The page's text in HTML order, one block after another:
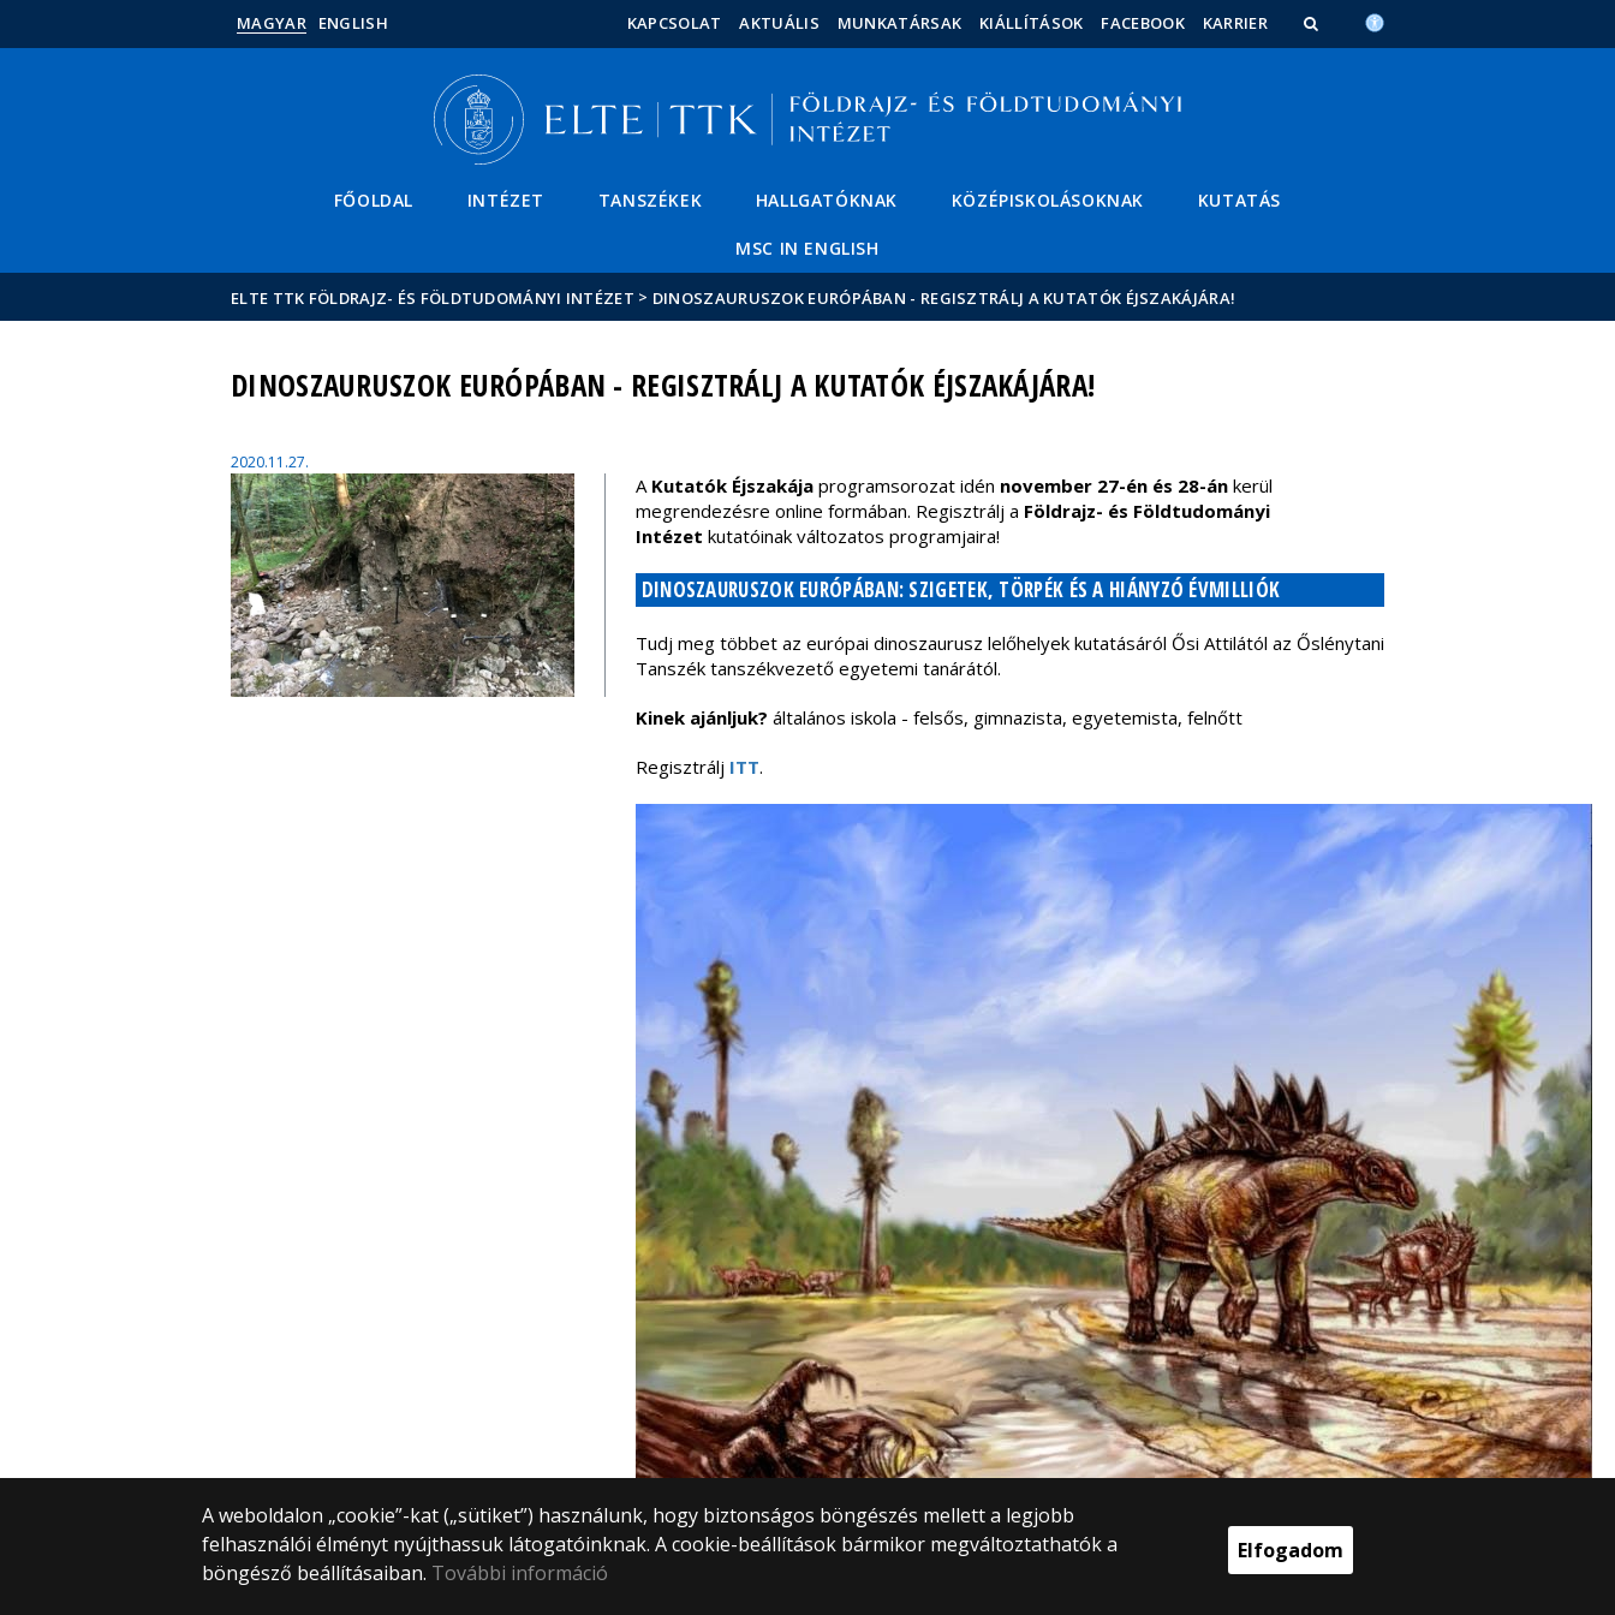
Hírek
Események
ELTE a
MAGYAR ENGLISH KAPCSOLAT AKTUÁLIS MUNKATÁRSAK KIÁLLÍTÁSOK FACEBOOK KARRIER
FŐOLDAL INTÉZET TANSZÉKEK HALLGATÓKNAK KÖZÉPISKOLÁSOKNAK KUTATÁS
MSC IN ENGLISH
ELTE TTK FÖLDRAJZ- ÉS FÖLDTUDOMÁNYI INTÉZET > DINOSZAURUSZOK EURÓPÁBAN - REGISZTRÁLJ A KUTATÓK ÉJSZAKÁJÁRA!
DINOSZAURUSZOK EURÓPÁBAN - REGISZTRÁLJ A KUTATÓK ÉJSZAKÁJÁRA!
2020.11.27.
A Kutatók Éjszakájaprogramsorozat idén november 27-én és 28-ánkerül
megrendezésre online formában. Regisztrálj a Földrajz- és Földtudományi
Intézet kutatóinak változatos programjaira!
DINOSZAURUSZOK EURÓPÁBAN: SZIGETEK, TÖRPÉK ÉS A HIÁNYZÓ ÉVMILLIÓK
Tudj meg többet az európai dinoszaurusz lelőhelyek kutatásáról Ősi Attilától az Őslénytani
Tanszék tanszékvezető egyetemi tanárától.
Kinek ajánljuk? általános iskola - felsős, gimnazista, egyetemista, felnőtt
Regisztrálj ITT.
A weboldalon „cookie”-kat („sütiket”) használunk, hogy biztonságos böngészés mellett a legjobb
felhasználói élményt nyújthassuk látogatóinknak. A cookie-beállítások bármikor megváltoztathatók a
böngésző beállításaiban. További információ
Elfogadom